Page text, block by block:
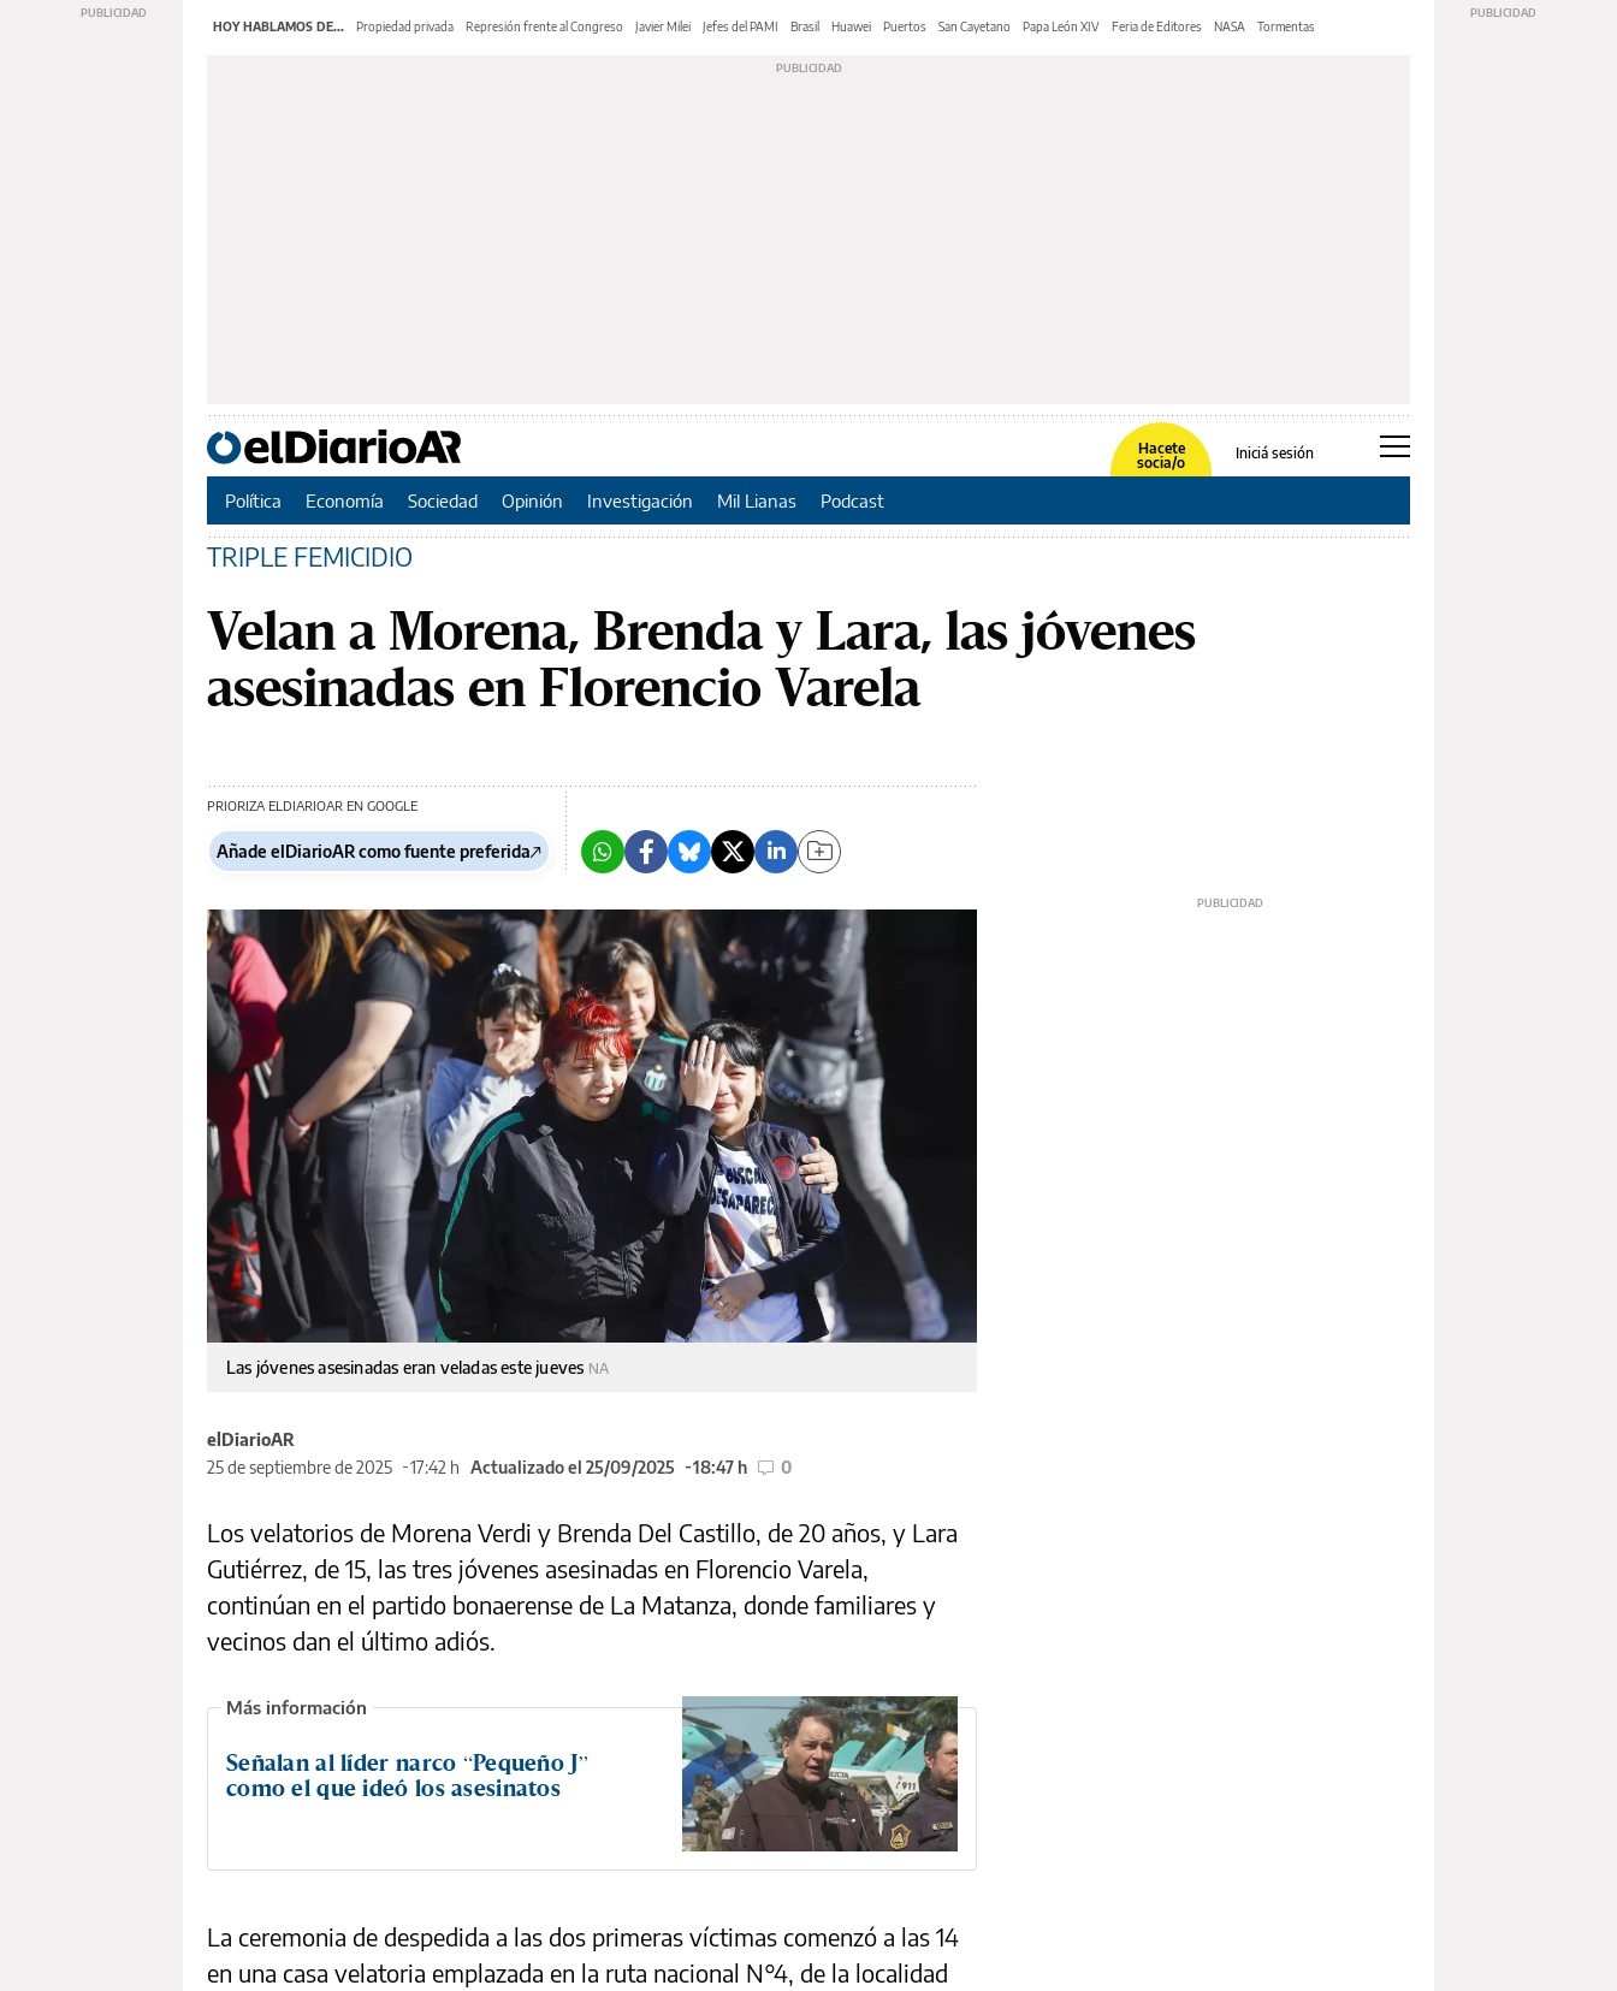
HOY HABLAMOS DE... Propiedad privada Represión frente al Congreso Javier Milei Jefes del PAMI Brasil Huawei Puertos San Cayetano Papa León XIV Feria de Editores NASA Tormentas
Hacete
socia/o
Iniciá sesión
Política Economía Sociedad Opinión Investigación Mil Lianas Podcast
TRIPLE FEMICIDIO
Velan a Morena, Brenda y Lara, las jóvenes
asesinadas en Florencio Varela
PRIORIZA ELDIARIOAR EN GOOGLE
Añade elDiarioAR como fuente preferida
Las jóvenes asesinadas eran veladas este jueves NA
elDiarioAR
25 de septiembre de 2025
17:42 h Actualizado el 25/09/2025 18:47 h 0
Los velatorios de Morena Verdi y Brenda Del Castillo, de 20 años, y Lara
Gutiérrez, de 15, las tres jóvenes asesinadas en Florencio Varela,
continúan en el partido bonaerense de La Matanza, donde familiares y
vecinos dan el último adiós.
Señalan al líder narco “Pequeño J”
como el que ideó los asesinatos
La ceremonia de despedida a las dos primeras víctimas comenzó a las 14
en una casa velatoria emplazada en la ruta nacional N°4, de la localidad